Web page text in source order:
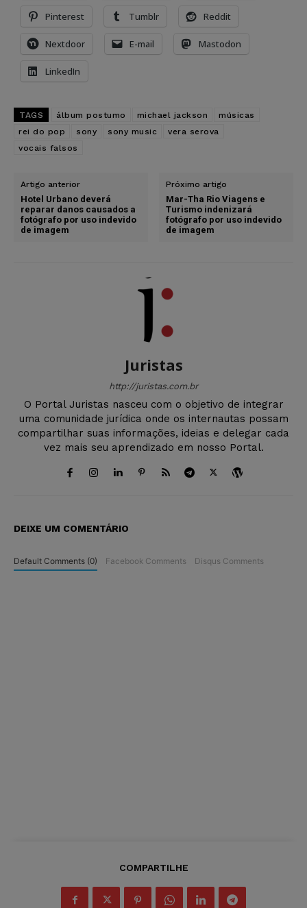
Pinterest Tumblr Reddit
Nextdoor E-mail Mastodon
LinkedIn
TAGS álbum postumo michael jackson
músicas
rei do pop
sony sony music
vera serova
vocais falsos
Artigo anterior
Hotel Urbano deverá
reparar danos causados a
fotógrafo por uso indevido
de imagem
Próximo artigo
Mar-Tha Rio Viagens e
Turismo indenizará
fotógrafo por uso indevido
de imagem
Juristas
http://juristas.com.br
O Portal Juristas nasceu com o objetivo de integrar
uma comunidade jurídica onde os internautas possam
compartilhar suas informações, ideias e delegar cada
vez mais seu aprendizado em nosso Portal.
DEIXE UM COMENTÁRIO
Default Comments (0) Facebook Comments Disqus Comments
COMPARTILHE